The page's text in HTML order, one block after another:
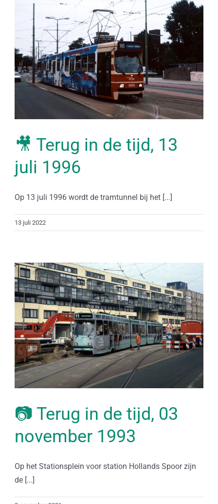
🎥 Terug in de tijd, 13
juli 1996
Op 13 juli 1996 wordt de tramtunnel bij het [...]
13 juli 2022
📷 Terug in de tijd, 03
november 1993
Op het Stationsplein voor station Hollands Spoor zijn
de [...]